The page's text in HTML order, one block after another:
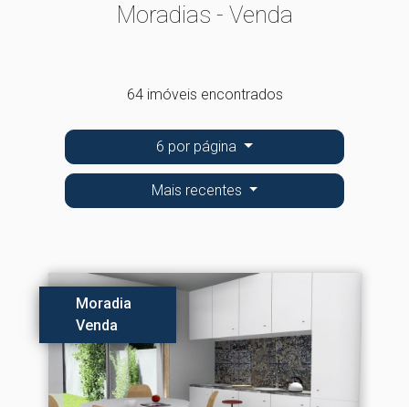
Moradias - Venda
64 imóveis encontrados
6 por página
Mais recentes
Moradia
Venda